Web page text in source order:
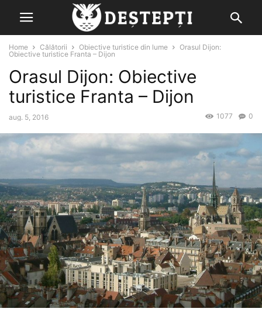
Home Călătorii Obiective turistice din lume
Orasul Dijon:
Obiective turistice Franta – Dijon
Orasul Dijon: Obiective
turistice Franta – Dijon
aug. 5, 2016 0
1077